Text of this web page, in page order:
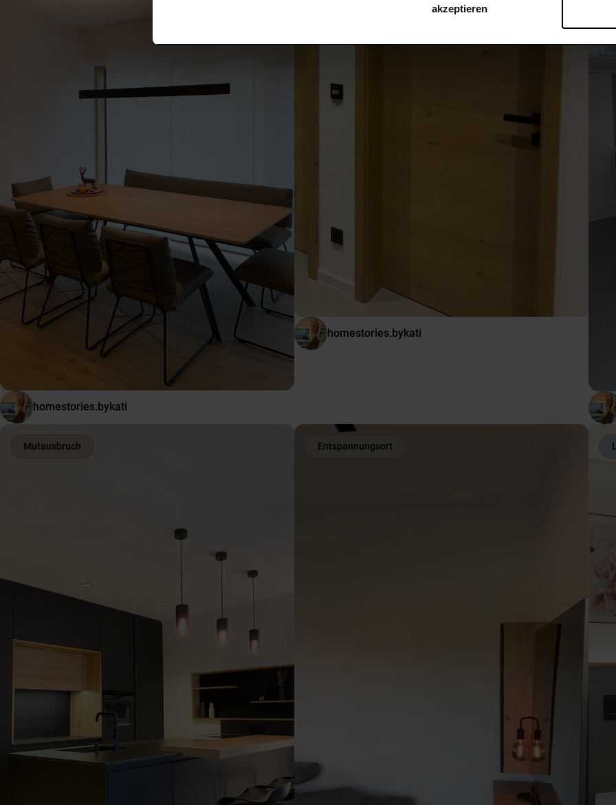
akzeptieren
homestories.bykati
homestories.bykati
Mutausbruch Entspannungsort